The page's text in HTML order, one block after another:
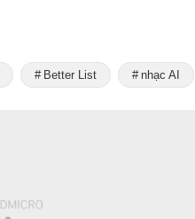
Better List nhạc AI